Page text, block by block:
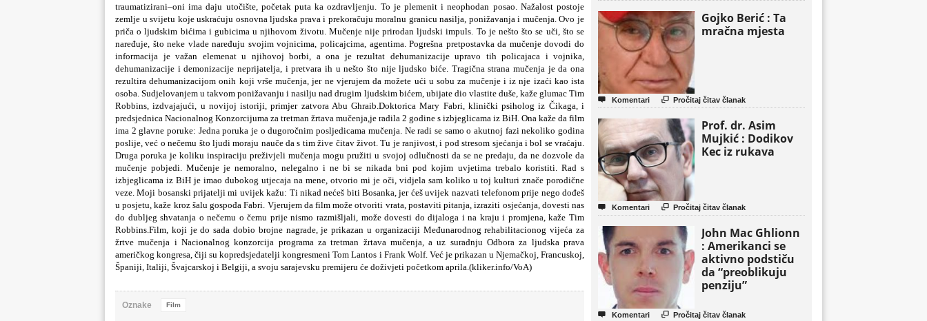
traumatizirani–oni ima daju utočište, početak puta ka ozdravljenju. To je plemenit i neophodan posao. Nažalost postoje
zemlje u svijetu koje uskraćuju osnovna ljudska prava i prekoračuju moralnu granicu nasilja, ponižavanja i mučenja. Ovo je
priča o ljudskim bićima i gubicima u njihovom životu. Mučenje nije prirodan ljudski impuls. To je nešto što se uči, što se
naređuje, što neke vlade naređuju svojim vojnicima, policajcima, agentima. Pogrešna pretpostavka da mučenje dovodi do
informacija je važan elemenat u njihovoj borbi, a ona je rezultat dehumanizacije upravo tih policajaca i vojnika,
dehumanizacije i demonizacije neprijatelja, i pretvara ih u nešto što nije ljudsko biće. Tragična strana mučenja je da ona
rezultira dehumanizacijom onih koji vrše mučenja, jer ne vjerujem da možete ući u sobu za mučenje i iz nje izaći kao ista
osoba. Sudjelovanjem u takvom ponižavanju i nasilju nad drugim ljudskim bićem, ubijate dio vlastite duše, kaže glumac Tim
Robbins, izdvajajući, u novijoj istoriji, primjer zatvora Abu Ghraib.Doktorica Mary Fabri, klinički psiholog iz Čikaga, i
predsjednica Nacionalnog Konzorcijuma za tretman žrtava mučenja,je radila 2 godine s izbjeglicama iz BiH. Ona kaže da film
ima 2 glavne poruke: Jedna poruka je o dugoročnim posljedicama mučenja. Ne radi se samo o akutnoj fazi nekoliko godina
poslije, već o nečemu što ljudi moraju nauče da s tim žive čitav život. Tu je ranjivost, i pod stresom sjećanja i bol se vraćaju.
Druga poruka je koliku inspiraciju preživjeli mučenja mogu pružiti u svojoj odlučnosti da se ne predaju, da ne dozvole da
mučenje pobjedi. Mučenje je nemoralno, nelegalno i ne bi se nikada bni pod kojim uvjetima trebalo koristiti. Rad s
izbjeglicama iz BiH je imao dubokog utjecaja na mene, otvorio mi je oči, vidjela sam koliko u toj kulturi znače porodične
veze. Moji bosanski prijatelji mi uvijek kažu: Ti nikad nećeš biti Bosanka, jer ćeš uvijek nazvati telefonom prije nego dođeš
u posjetu, kaže kroz šalu gospođa Fabri. Vjerujem da film može otvoriti vrata, postaviti pitanja, izraziti osjećanja, dovesti nas
do dubljeg shvatanja o nečemu o čemu prije nismo razmišljali, može dovesti do dijaloga i na kraju i promjena, kaže Tim
Robbins.Film, koji je do sada dobio brojne nagrade, je prikazan u organizaciji Međunarodnog rehabilitacionog vijeća za
žrtve mučenja i Nacionalnog konzorcija programa za tretman žrtava mučenja, a uz suradnju Odbora za ljudska prava
američkog kongresa, čiji su kopredsjedatelji kongresmeni Tom Lantos i Frank Wolf. Već je prikazan u Njemačkoj, Francuskoj,
Španiji, Italiji, Švajcarskoj i Belgiji, a svoju sarajevsku premijeru će doživjeti početkom aprila.(kliker.info/VoA)
Oznake Film
Gojko Berić : Ta
mračna mjesta
 Komentari  Pročitaj čitav članak
Prof. dr. Asim
Mujkić : Dodikov
Kec iz rukava
 Komentari  Pročitaj čitav članak
John Mac Ghlionn
: Amerikanci se
aktivno podstiču
da “preoblikuju
penziju”
 Komentari  Pročitaj čitav članak